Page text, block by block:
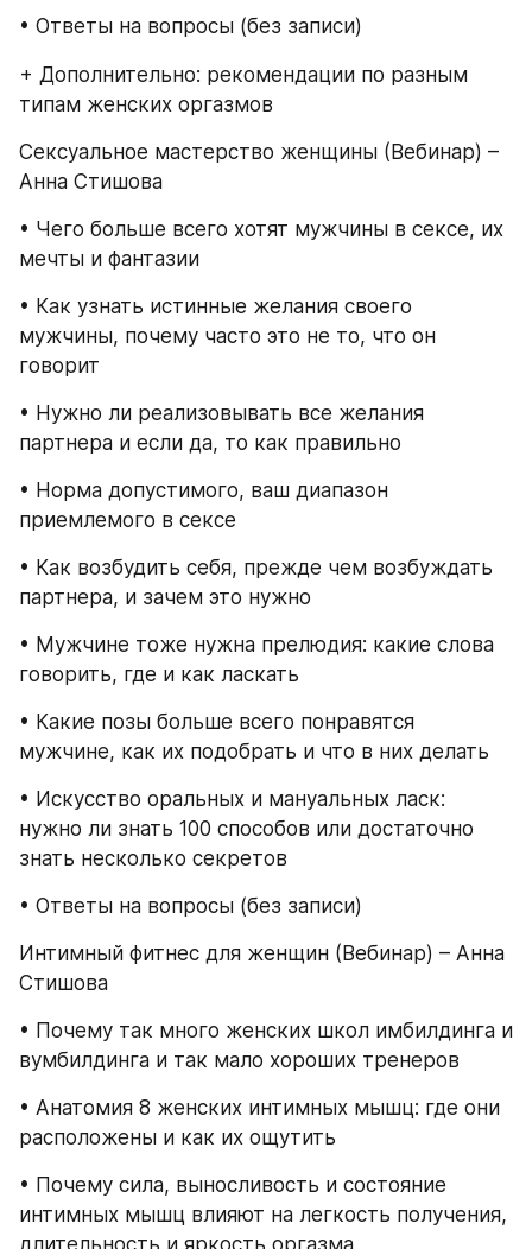
• Ответы на вопросы (без записи)
+ Дополнительно: рекомендации по разным
типам женских оргазмов
Сексуальное мастерство женщины (Вебинар) –
Анна Стишова
• Чего больше всего хотят мужчины в сексе, их
мечты и фантазии
• Как узнать истинные желания своего
мужчины, почему часто это не то, что он
говорит
• Нужно ли реализовывать все желания
партнера и если да, то как правильно
• Норма допустимого, ваш диапазон
приемлемого в сексе
• Как возбудить себя, прежде чем возбуждать
партнера, и зачем это нужно
• Мужчине тоже нужна прелюдия: какие слова
говорить, где и как ласкать
• Какие позы больше всего понравятся
мужчине, как их подобрать и что в них делать
• Искусство оральных и мануальных ласк:
нужно ли знать 100 способов или достаточно
знать несколько секретов
• Ответы на вопросы (без записи)
Интимный фитнес для женщин (Вебинар) – Анна
Стишова
• Почему так много женских школ имбилдинга и
вумбилдинга и так мало хороших тренеров
• Анатомия 8 женских интимных мышц: где они
расположены и как их ощутить
• Почему сила, выносливость и состояние
интимных мышц влияют на легкость получения,
длительность и яркость оргазма